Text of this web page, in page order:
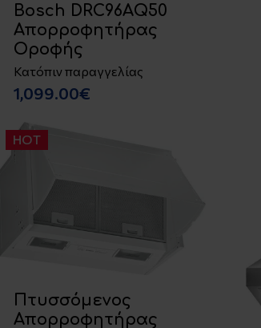
Bosch DRC96AQ50
Απορροφητήρας
Οροφής
Κατόπιν παραγγελίας
1,099.00€
HOT
Πτυσσόμενος
Απορροφητήρας